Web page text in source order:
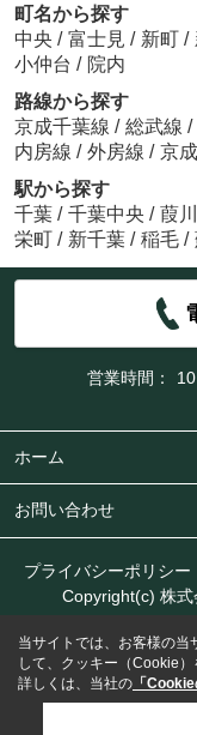
町名から探す
中央 / 富士見 / 新町 /
小仲台 / 院内
路線から探す
京成千葉線 / 総武線 /
内房線 / 外房線 / 京
駅から探す
千葉 / 千葉中央 / 葭
栄町 / 新千葉 / 稲毛 /
営業時間：
ホーム
お問い合わせ
プライバシーポリシー
Copyright(c) 株
当サイトでは、お客様の当
して、クッキー（Cookie）
詳しくは、当社の 「